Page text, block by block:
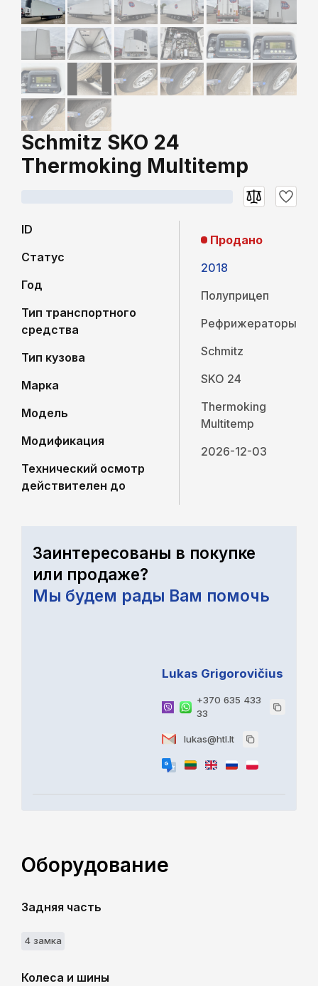
Schmitz SKO 24
Thermoking Multitemp
ID
Статус
Год
Тип транспортного
средства
Тип кузова
Марка
Модель
Модификация
Технический осмотр
действителен до
Продано
2018
Полуприцеп
Рефрижераторы
Schmitz
SKO 24
Thermoking
Multitemp
2026-12-03
Заинтересованы в покупке
или продаже?
Мы будем рады Вам помочь
Lukas Grigorovičius
+370 635 433
33
lukas@htl.lt
Оборудование
Задняя часть
4 замкa
Колеса и шины